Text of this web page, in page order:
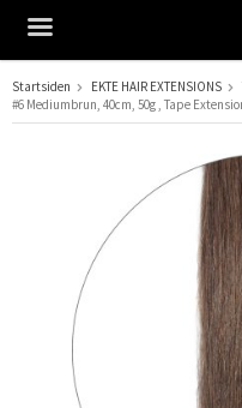
Produktet har
Startsiden EKTE HAIR EXTENSIONS
#6 Mediumbrun, 40cm, 50g , Tape